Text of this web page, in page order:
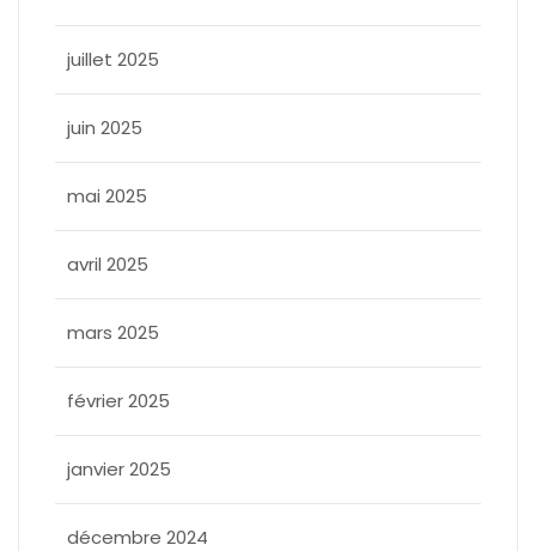
juillet 2025
juin 2025
mai 2025
avril 2025
mars 2025
février 2025
janvier 2025
décembre 2024